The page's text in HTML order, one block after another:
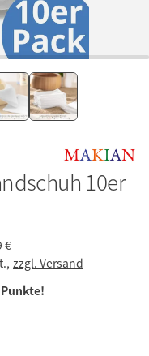
10er
€
zzgl. Versand